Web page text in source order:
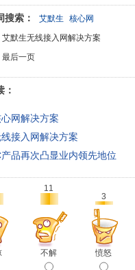
搜索： 艾默生 核心网
艾默生无线接入网解决方案
最后一页
：
网解决方案
接入网解决方案
品再次凸显业内领先地位
11
不解
3
愤怒